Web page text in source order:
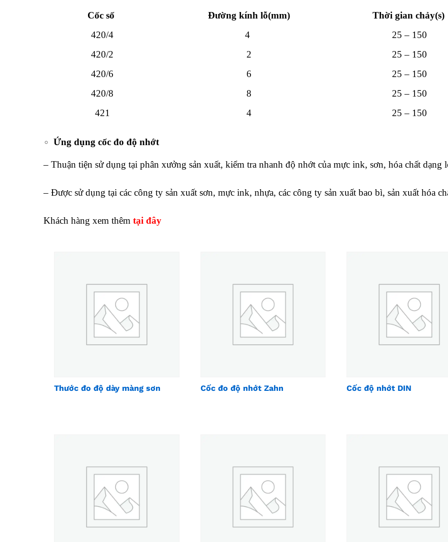
Cốc số Đường kính lỗ(mm)
Thời gian chảy(s)
420/4
4
25 – 150
420/2
2
25 – 150
420/6
6
25 – 150
420/8
8
25 – 150
421
4 25 – 150
Ứng dụng cốc đo độ nhớt
– Thuận tiện sử dụng tại phân xưởng sản xuất, kiểm tra nhanh độ nhớt của mực ink, sơn, hóa chất
– Được sử dụng tại các công ty sản xuất sơn, mực ink, nhựa, các công ty sản xuất bao bì, sản xuất hóa
Khách hàng xem thêm tại đây
Thước đo độ dày màng sơn Cốc đo độ nhớt Zahn Cốc độ nhớt DIN